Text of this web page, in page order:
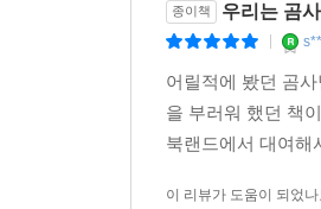
대한민국 엄마들의
종이책 우리는 곰
어릴적에 봤던 곰
을 부러워 했던 책
북랜드에서 대여해
이 리뷰가 도움이 되었